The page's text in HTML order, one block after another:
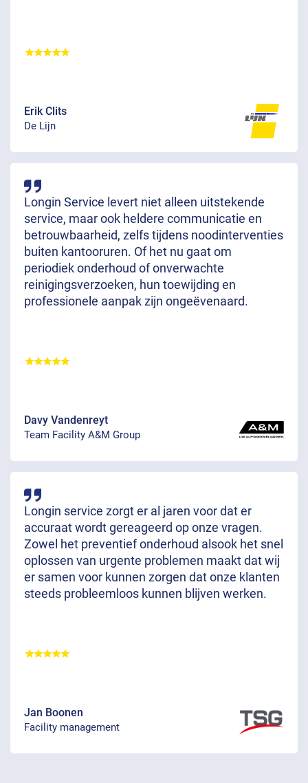
Erik Clits
De Lijn
Longin Service levert niet alleen uitstekende
service, maar ook heldere communicatie en
betrouwbaarheid, zelfs tijdens noodinterventies
buiten kantooruren. Of het nu gaat om
periodiek onderhoud of onverwachte
reinigingsverzoeken, hun toewijding en
professionele aanpak zijn ongeëvenaard.
Davy Vandenreyt
Team Facility A&M Group
Longin service zorgt er al jaren voor dat er
accuraat wordt gereageerd op onze vragen.
Zowel het preventief onderhoud alsook het snel
oplossen van urgente problemen maakt dat wij
er samen voor kunnen zorgen dat onze klanten
steeds probleemloos kunnen blijven werken.
Jan Boonen
Facility management